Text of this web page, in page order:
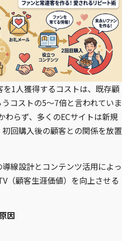
を1人獲得するコストは、既存顧
コストの5〜7倍と言われていま
わらず、多くのECサイトは新規
回購入後の顧客との関係を放置
線設計とコンテンツ活用によっ
（顧客生涯価値）を向上させる
因